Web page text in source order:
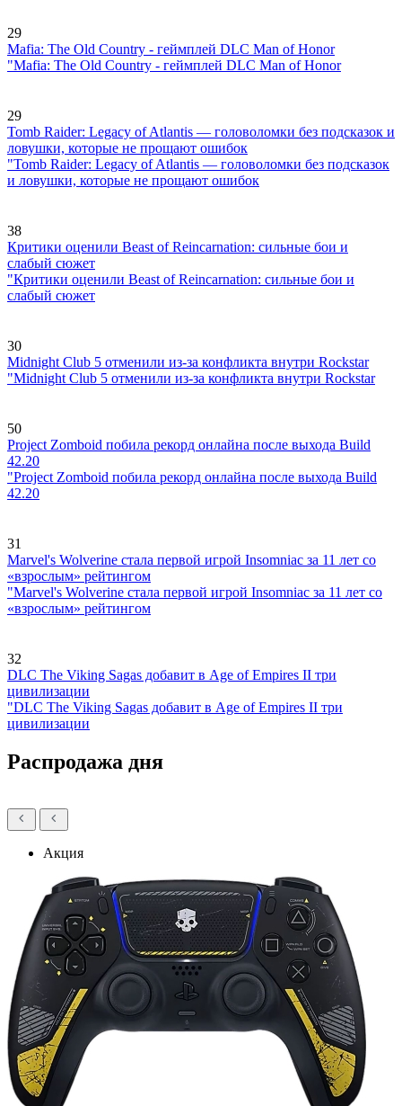
29
Mafia: The Old Country - геймплей DLC Man of Honor
"Mafia: The Old Country - геймплей DLC Man of Honor
29
Tomb Raider: Legacy of Atlantis — головоломки без подсказок и
ловушки, которые не прощают ошибок
"Tomb Raider: Legacy of Atlantis — головоломки без подсказок
и ловушки, которые не прощают ошибок
38
Критики оценили Beast of Reincarnation: сильные бои и
слабый сюжет
"Критики оценили Beast of Reincarnation: сильные бои и
слабый сюжет
30
Midnight Club 5 отменили из-за конфликта внутри Rockstar
"Midnight Club 5 отменили из-за конфликта внутри Rockstar
50
Project Zomboid побила рекорд онлайна после выхода Build
42.20
"Project Zomboid побила рекорд онлайна после выхода Build
42.20
31
Marvel's Wolverine стала первой игрой Insomniac за 11 лет со
«взрослым» рейтингом
"Marvel's Wolverine стала первой игрой Insomniac за 11 лет со
«взрослым» рейтингом
32
DLC The Viking Sagas добавит в Age of Empires II три
цивилизации
"DLC The Viking Sagas добавит в Age of Empires II три
цивилизации
Распродажа дня
Акция